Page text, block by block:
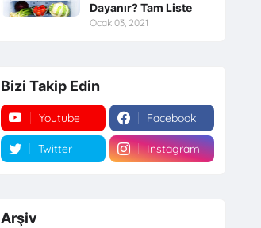
Dayanır? Tam Liste
Ocak 03, 2021
Bizi Takip Edin
Youtube Facebook
Twitter Instagram
Arşiv